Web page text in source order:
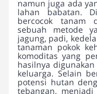
namun juga ada
lahan babatan.
bercocok tanam
sebuah metode
jagung, padi,
tanaman pokok
komoditas yang
hasilnya
keluarga. Selain
potensi hutan
tebangan,